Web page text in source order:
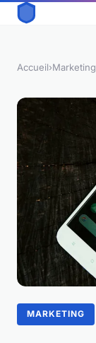
Accueil›Marketing
MARKETING